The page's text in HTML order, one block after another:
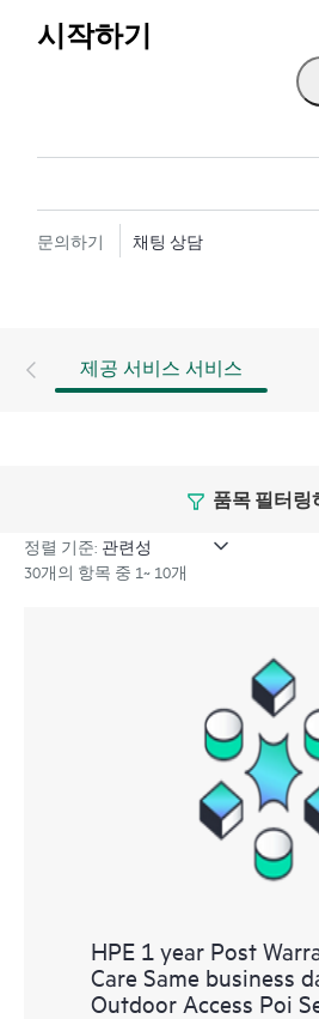
시작하기
문의하기 채팅 상담
제공 서비스 서비스
품목 필터링
정렬 기준:
30개의 항목 중 1~ 10개
HPE 1 year Post
Care Same business
Outdoor Access Poi